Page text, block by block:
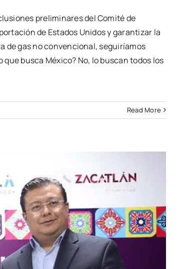
preliminares del Comité de
de Estados Unidos y garantizar la
de gas no convencional, seguiríamos
busca México? No, lo buscan todos los
Read More